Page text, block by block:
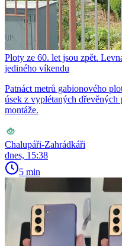
Ploty ze 60. let jsou zpět.
jediného víkendu
Patnáct metrů gabionového
úsek z vyplétaných
montáže.
Chalupáři-Zahrádkáři
dnes, 15:38
5 min